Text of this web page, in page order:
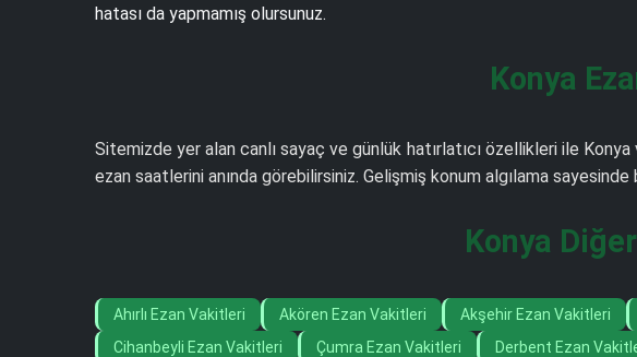
hatası da yapmamış olursunuz.
Konya
Sitemizde yer alan canlı sayaç ve günlük hatırlatıcı özellikleri ile
ezan saatlerini anında görebilirsiniz. Gelişmiş konum algılama
Konya
Ahırlı Ezan Vakitleri Akören Ezan Vakitleri Akşehir Ezan Vakitleri
Cihanbeyli Ezan Vakitleri
Çumra Ezan Vakitleri Derbent Ezan